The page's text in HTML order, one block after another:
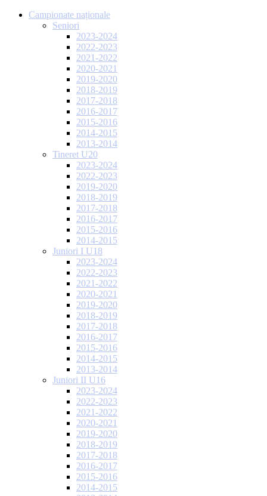
Campionate naționale
Seniori
2023-2024
2022-2023
2021-2022
2020-2021
2019-2020
2018-2019
2017-2018
2016-2017
2015-2016
2014-2015
2013-2014
Tineret U20
2023-2024
2022-2023
2019-2020
2018-2019
2017-2018
2016-2017
2015-2016
2014-2015
Juniori I U18
2023-2024
2022-2023
2021-2022
2020-2021
2019-2020
2018-2019
2017-2018
2016-2017
2015-2016
2014-2015
2013-2014
Juniori II U16
2023-2024
2022-2023
2021-2022
2020-2021
2019-2020
2018-2019
2017-2018
2016-2017
2015-2016
2014-2015